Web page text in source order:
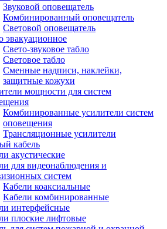
Звуковой оповещатель
Комбинированный оповещатель
Световой оповещатель
эвакуационное
Свето-звуковое табло
Световое табло
Сменные надписи, наклейки,
защитные кожухи
мощности для систем
Комбинированные усилители систем
оповещения
Трансляционные усилители
кабель
акустические
для видеонаблюдения и
систем
Кабели коаксиальные
Кабели комбинированные
интерфейсные
плоские лифтовые